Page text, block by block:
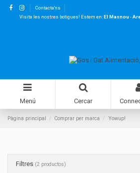
Contacta'ns
Visita les nostres botigues! Estem en:El Masnou-
Menú Cercar
Pàgina principal Comprar per marca Yowup!
Filtres (2 productos)